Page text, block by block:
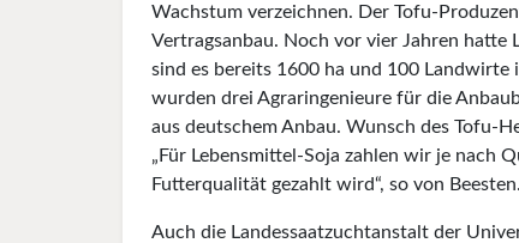
Wachstum verzeichnen. Der Tofu-
Vertragsanbau. Noch vor vier Jahren hatte
sind es bereits 1600 ha und 100
wurden drei Agraringenieure für die
aus deutschem Anbau. Wunsch des Tofu-
„Für Lebensmittel-Soja zahlen wir je nach
Futterqualität gezahlt wird“, so von Beesten.
Auch die Landessaatzuchtanstalt der